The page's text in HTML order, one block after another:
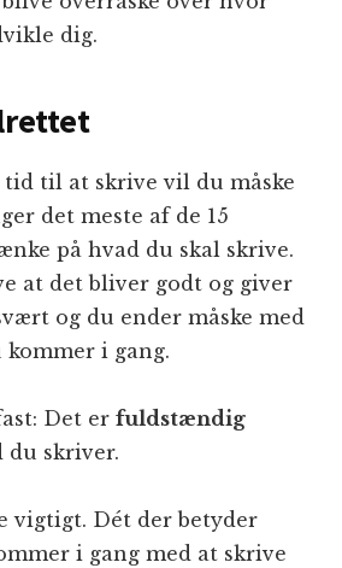
dig.
tid til at skrive vil du måske
det meste af de 15
på hvad du skal skrive.
at det bliver godt og giver
og du ender måske med
i gang.
Det erfuldstændig
du skriver.
vigtigt. Dét der betyder
i gang med at skrive